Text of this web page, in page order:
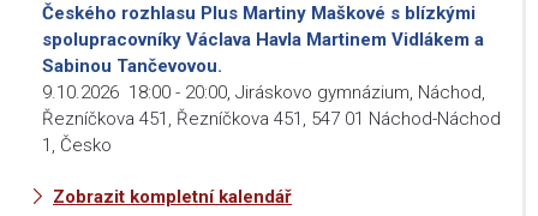
Českého rozhlasu Plus Martiny Maškové s blízkými
spolupracovníky Václava Havla Martinem Vidlákem a
Sabinou Tančevovou.
9.10.2026 18:00 - 20:00, Jiráskovo gymnázium, Náchod,
Řezníčkova 451, Řezníčkova 451, 547 01 Náchod-Náchod
1, Česko
Zobrazit kompletní kalendář